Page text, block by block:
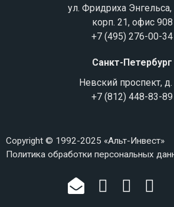
ул. Фридриха Энгельса,
корп. 21, офис 908
+7 (495) 276-00-34
Санкт-Петербург
Невский проспект, д.
+7 (812) 448-83-89
Copyright © 1992-2025 «Альт-Инвест»
Политика обработки персональных